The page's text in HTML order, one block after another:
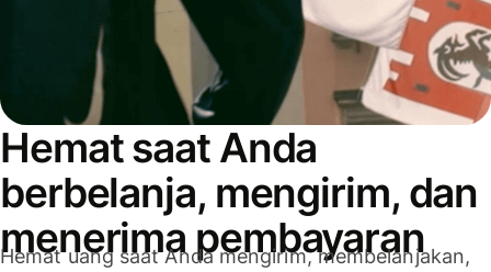
Hemat saat Anda
berbelanja, mengirim, dan
menerima pembayaran
Hemat uang saat Anda mengirim, membelanjakan,